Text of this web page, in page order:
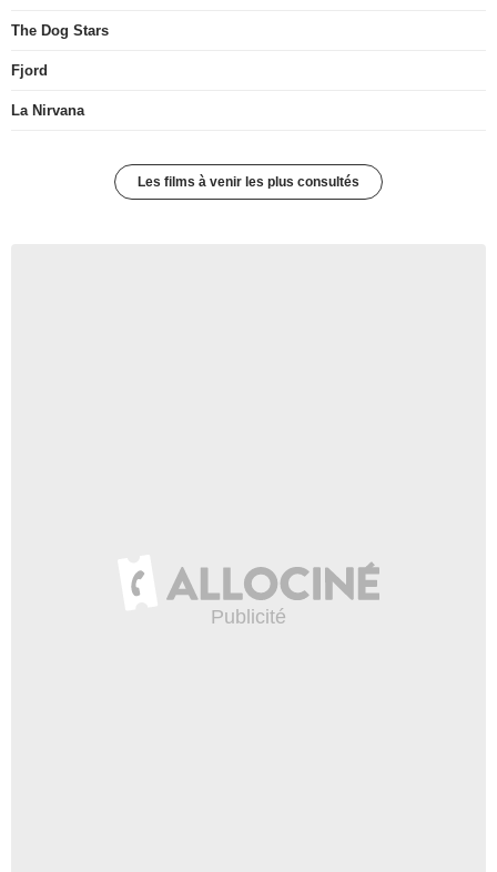
The Dog Stars
Fjord
La Nirvana
Les films à venir les plus consultés